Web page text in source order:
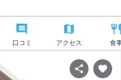
口コミ アクセス 食